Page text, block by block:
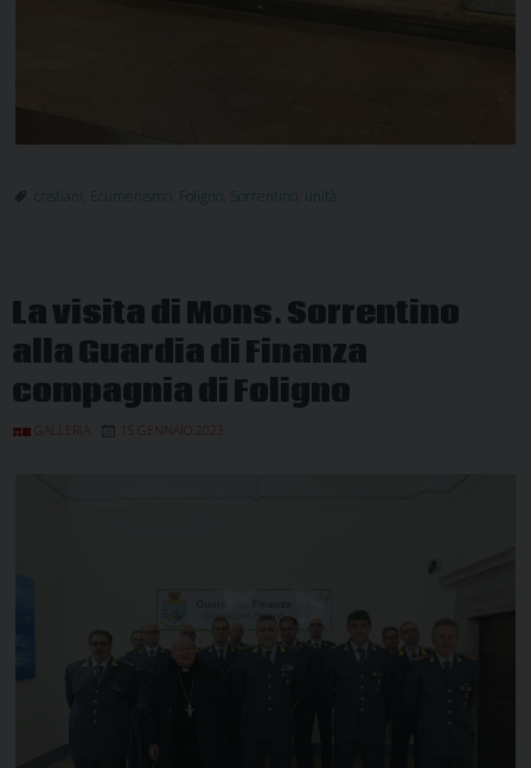
cristiani Ecumenismo Foligno Sorrentino unità
La visita di Mons. Sorrentino
alla Guardia di Finanza
compagnia di Foligno
GALLERIA 15 GENNAIO 2023